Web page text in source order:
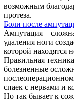
возможным
протеза.
Боли после
Ампутация –
удаления ноги
которой находятся
Правильная
болезненные
спаек с нервами и
Но так бывает к